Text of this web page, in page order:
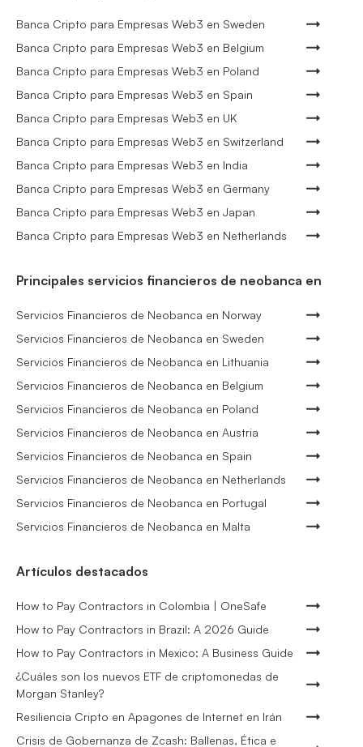
Banca Cripto para Empresas Web3 en Sweden
Banca Cripto para Empresas Web3 en Belgium
Banca Cripto para Empresas Web3 en Poland
Banca Cripto para Empresas Web3 en Spain
Banca Cripto para Empresas Web3 en UK
Banca Cripto para Empresas Web3 en Switzerland
Banca Cripto para Empresas Web3 en India
Banca Cripto para Empresas Web3 en Germany
Banca Cripto para Empresas Web3 en Japan
Banca Cripto para Empresas Web3 en Netherlands
Principales servicios financieros de neobanca en
Servicios Financieros de Neobanca en Norway
Servicios Financieros de Neobanca en Sweden
Servicios Financieros de Neobanca en Lithuania
Servicios Financieros de Neobanca en Belgium
Servicios Financieros de Neobanca en Poland
Servicios Financieros de Neobanca en Austria
Servicios Financieros de Neobanca en Spain
Servicios Financieros de Neobanca en Netherlands
Servicios Financieros de Neobanca en Portugal
Servicios Financieros de Neobanca en Malta
Artículos destacados
How to Pay Contractors in Colombia | OneSafe
How to Pay Contractors in Brazil: A 2026 Guide
How to Pay Contractors in Mexico: A Business Guide
¿Cuáles son los nuevos ETF de criptomonedas de
Morgan Stanley?
Resiliencia Cripto en Apagones de Internet en Irán
Crisis de Gobernanza de Zcash: Ballenas, Ética e